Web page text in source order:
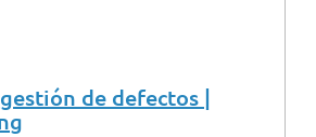
de defectos |